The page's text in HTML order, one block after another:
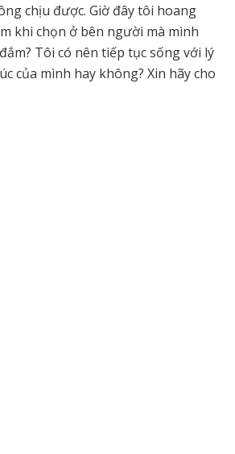
chịu được. Giờ đây tôi hoang
khi chọn ở bên người mà mình
Tôi có nên tiếp tục sống với lý
của mình hay không? Xin hãy cho